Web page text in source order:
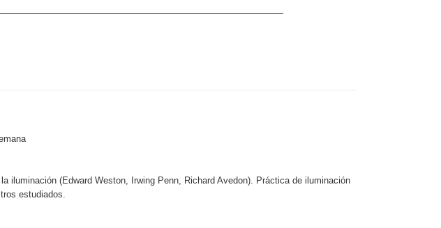
iluminación (Edward Weston, Irwing Penn, Richard Avedon). Práctica de iluminación
estudiados.